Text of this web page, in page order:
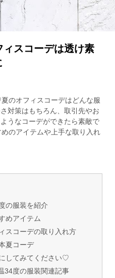
スコーデは透け素
のオフィスコーデはどんな服
対策はもちろん、取引先やお
うなコーデができたら素敵で
のアイテムや上手な取り入れ
の服装を紹介
めアイテム
スコーデの取り入れ方
夏コーデ
してみてください♡
34度の服装関連記事